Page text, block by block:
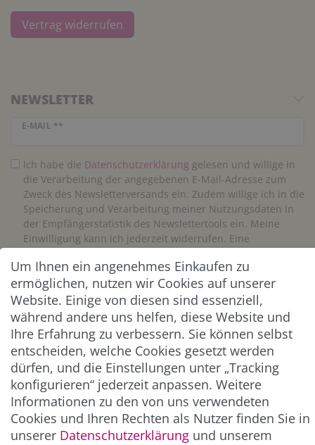
Vertrag widerrufen
NEWSLETTER
E-MAIL **
Newsletter Honig
Ich habe die Daten­schutz­erklärung gelesen und willige in
die Verarbeitung der angegebenen E-Mail-Adresse zum
Zweck des Newsletterversands ein. Zudem willige ich in die
Speicherung und Verarbeitung meiner Nutzungsdaten in
der Empfängerstatistik des Newslettertools ein. Meine
Einwilligung kann ich jederzeit widerrufen. Eine
Abonnieren
** Hierbei handelt es sich um ein Pflichtfeld.
ZAHLUNG & VERSAND
Um Ihnen ein angenehmes Einkaufen zu
ermöglichen, nutzen wir Cookies auf unserer
Website. Einige von diesen sind essenziell,
während andere uns helfen, diese Website und
Ihre Erfahrung zu verbessern. Sie können selbst
entscheiden, welche Cookies gesetzt werden
dürfen, und die Einstellungen unter „Tracking
konfigurieren“ jederzeit anpassen. Weitere
Informationen zu den von uns verwendeten
Cookies und Ihren Rechten als Nutzer finden Sie in
unserer Daten­schutz­erklärung und unserem